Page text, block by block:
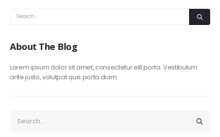
About The Blog
Lorem ipsum dolor sit amet, consectetur elit porta. Vestibulum
ante justo, volutpat quis porta diam.